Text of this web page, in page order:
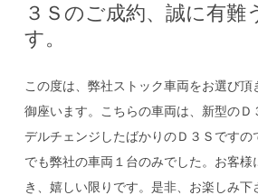
３Ｓのご成約、誠に有難
す。
この度は、弊社ストック車両をお選び頂
御座います。こちらの車両は、新型のＤ
デルチェンジしたばかりのＤ３Ｓですの
でも弊社の車両１台のみでした。お客様
き、嬉しい限りです。是非、お楽しみ下